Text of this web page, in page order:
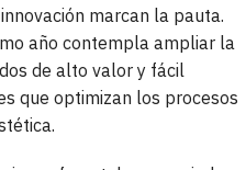
marcan la pauta.
año contempla ampliar la
de alto valor y fácil
que optimizan los procesos